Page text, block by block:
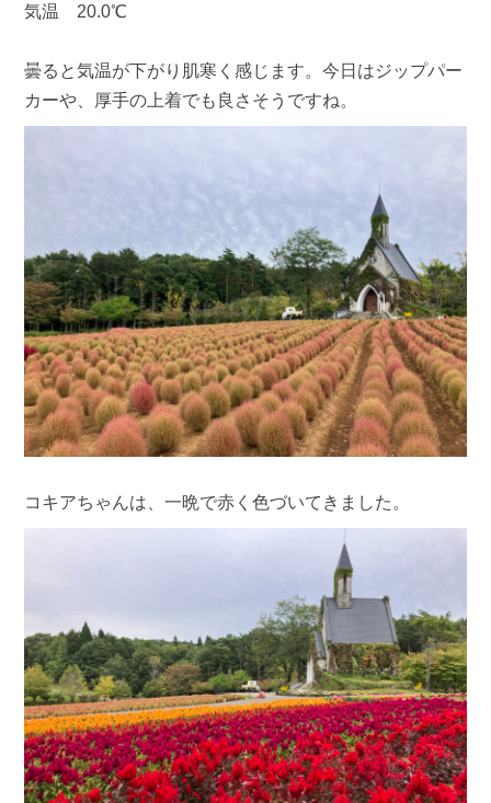
気温 20.0℃
曇ると気温が下がり肌寒く感じます。今日はジップパー
カーや、厚手の上着でも良さそうですね。
コキアちゃんは、一晩で赤く色づいてきました。